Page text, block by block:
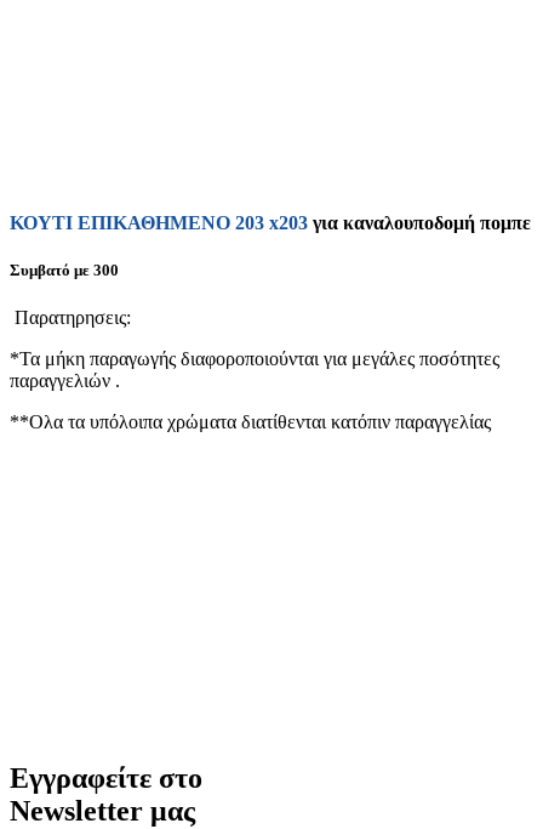
ΚΟΥΤΙ ΕΠΙΚΑΘΗΜΕΝΟ 203 x203 για καναλουποδομή πομπε
Συμβατό με 300
Παρατηρησεις:
*Τα μήκη παραγωγής διαφοροποιούνται για μεγάλες ποσότητες
παραγγελιών .
**Ολα τα υπόλοιπα χρώματα διατίθενται κατόπιν παραγγελίας
Εγγραφείτε στο
Νewsletter μας